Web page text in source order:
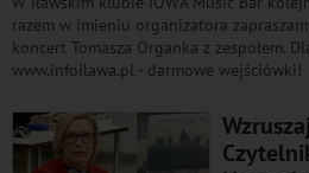
razem w imieniu organizatora
koncert Tomasza Organka z zespołem.
www.infoilawa.pl - darmowe wejściówki!